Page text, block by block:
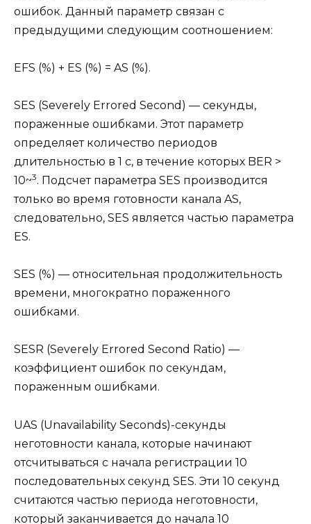
ошибок. Данный параметр связан с
предыдущими следующим соотношением:
EFS (%) + ES (%) = AS (%).
SES (Severely Errored Second) — секунды,
пораженные ошибками. Этот параметр
определяет количество периодов
длительностью в 1 с, в течение которых BER >
10~3. Подсчет параметра SES производится
только во время готовности канала AS,
следовательно, SES является частью параметра
ES.
SES (%) — относительная продолжительность
времени, многократно пораженного
ошибками.
SESR (Severely Errored Second Ratio) —
коэффициент ошибок по секундам,
пораженным ошибками.
UAS (Unavailability Seconds)-секунды
неготовности канала, которые начинают
отсчитываться с начала регистрации 10
последовательных секунд SES. Эти 10 секунд
считаются частью периода неготовности,
который заканчивается до начала 10